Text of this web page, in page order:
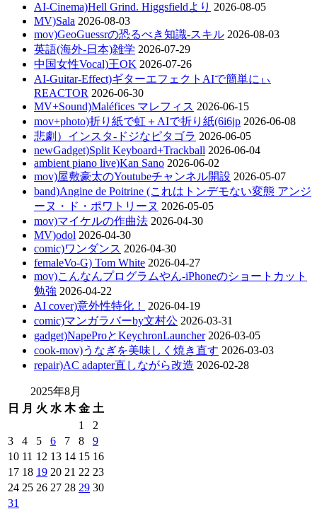
AI-Cinema)Hell Grind. Higgsfieldより 2026-08-05
MV)Sala 2026-08-03
mov)GeoGuessrの恐るべき知識-スキル 2026-08-03
英語(海外-日本)雑学 2026-07-29
中国女性Vocal)王OK 2026-07-26
AI-Guitar-Effect)ギターエフェクトAIで簡単にぃ
REACTOR 2026-06-30
MV+Sound)Maléfices マレフィス 2026-06-15
mov+photo)折り紙で虹＋AIで折り紙(6i6jp 2026-06-08
悲劇）インスタ-ドジなピタゴラ 2026-06-05
newGadget)Split Keyboard+Trackball 2026-06-04
ambient piano live)Kan Sano 2026-06-02
mov)屋敷豪太のYoutubeチャンネル開設 2026-05-07
band)Angine de Poitrine (これはトンデモない変態 アンジ
ーヌ・ド・ポワトリーヌ 2026-05-05
mov)マイケルの作曲法 2026-04-30
MV)odol 2026-04-30
comic)ワンダンス 2026-04-30
femaleVo-G) Tom White 2026-04-27
mov)こんなんプログラムやん-iPhoneのショートカット
勉強 2026-04-22
AI cover)意外性特化！
2026-04-19
comic)マンガラバーby文村公 2026-03-31
gadget)NapeProとKeychronLauncher 2026-03-05
cook-mov)うなぎを美味しく焼き直す 2026-03-03
repair)AC adapter直しながら改造 2026-02-28
2025年8月
日
月 火 水 木 金 土
1
2
3
4 5 6 7 8
9
10 11 12 13 14 15 16
17 18 19 20 21 22 23
24 25 26 27 28 29 30
31